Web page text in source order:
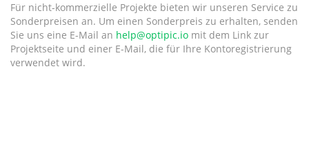
Für nicht-kommerzielle Projekte bieten wir unseren Service zu
Sonderpreisen an. Um einen Sonderpreis zu erhalten, senden
Sie uns eine E-Mail an help@optipic.io mit dem Link zur
Projektseite und einer E-Mail, die für Ihre Kontoregistrierung
verwendet wird.